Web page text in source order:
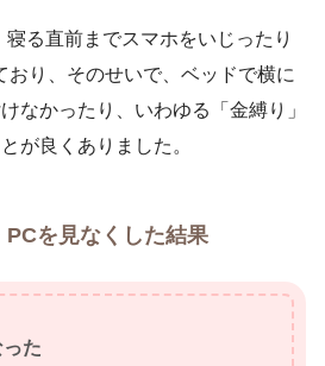
る直前までスマホをいじったり
おり、そのせいで、ベッドで横に
なかったり、いわゆる「金縛り」
が良くありました。
を見なくした結果
た